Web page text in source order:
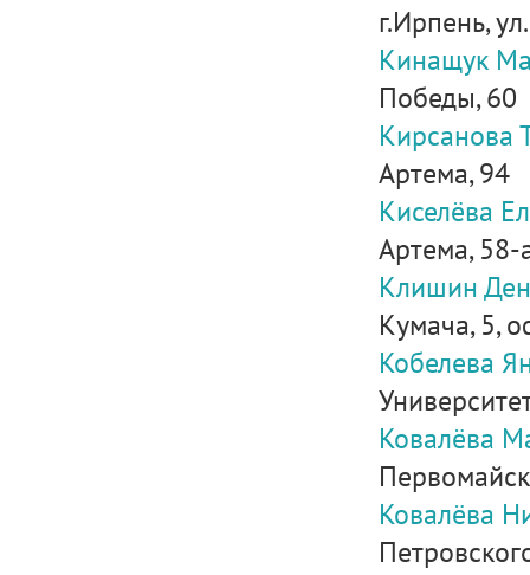
г.Ирпень,
Кинащук
Победы, 60
Кирсанова
Артема, 94
Киселёва
Артема, 58-
Клишин
Кумача, 5,
Кобелева
Ковалёва
Ковалёва